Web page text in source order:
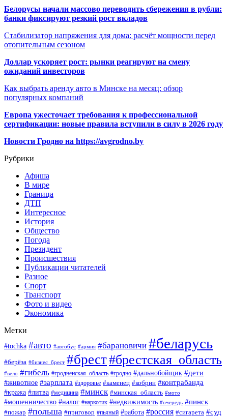
Белорусы начали массово переводить сбережения в рубли:
банки фиксируют резкий рост вкладов
Стабилизатор напряжения для дома: расчёт мощности перед
отопительным сезоном
Доллар ускоряет рост: рынки реагируют на смену
ожиданий инвесторов
Как выбрать аренду авто в Минске на месяц: обзор
популярных компаний
Европа ужесточает требования к профессиональной
сертификации: новые правила вступили в силу в 2026 году
Новости Гродно на https://avgrodno.by
Рубрики
Афиша
В мире
Граница
ДТП
Интересное
История
Общество
Погода
Президент
Происшествия
Публикации читателей
Разное
Спорт
Транспорт
Фото и видео
Экономика
Метки
#tochka #авто #автобус #армия #барановичи #беларусь
#берёза #бизнес_брест #брест#брестская_область
#вело #гибель #гродненская_область #гродно #дальнобойщик #дети
#животное #зарплата #здоровье #каменец #кобрин #контрабанда
#кража #литва #медицина #минск #минская_область #мото
#мошенничество #налог #наркотик #недвижимость #очередь #пинск
#пожар #польша #приговор #пьяный #работа #россия #сигарета #суд